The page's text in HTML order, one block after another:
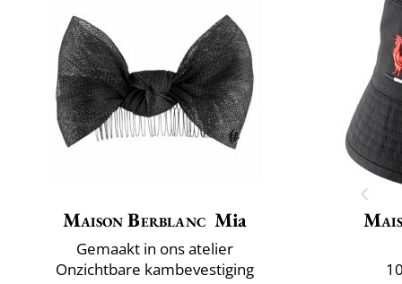
Maison Berblanc Mia
Gemaakt in ons atelier
Onzichtbare kambevestiging